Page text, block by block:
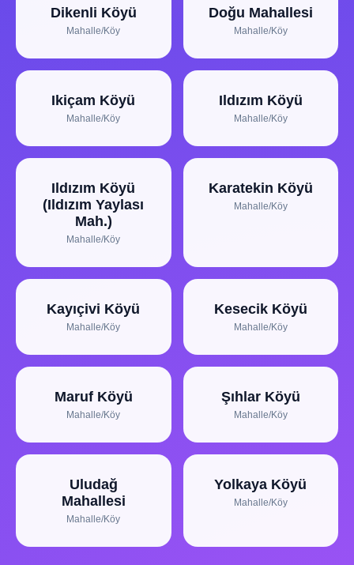
Dikenli Köyü
Mahalle/Köy
Doğu Mahallesi
Mahalle/Köy
Ikiçam Köyü
Mahalle/Köy
Ildızım Köyü
Mahalle/Köy
Ildızım Köyü
(Ildızım Yaylası
Mah.)
Mahalle/Köy
Karatekin Köyü
Mahalle/Köy
Kayıçivi Köyü
Mahalle/Köy
Kesecik Köyü
Mahalle/Köy
Maruf Köyü
Mahalle/Köy
Şıhlar Köyü
Mahalle/Köy
Uludağ
Mahallesi
Mahalle/Köy
Yolkaya Köyü
Mahalle/Köy